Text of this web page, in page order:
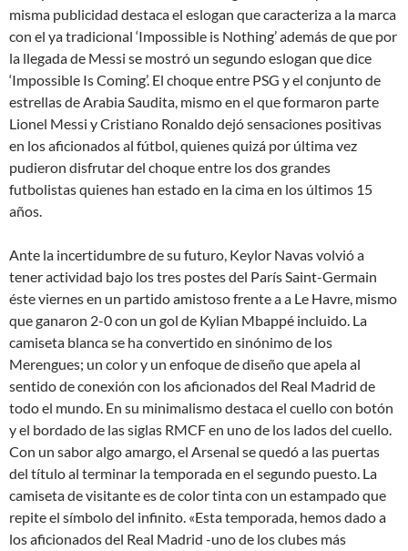
misma publicidad destaca el eslogan que caracteriza a la marca
con el ya tradicional ‘Impossible is Nothing’ además de que por
la llegada de Messi se mostró un segundo eslogan que dice
‘Impossible Is Coming’. El choque entre PSG y el conjunto de
estrellas de Arabia Saudita, mismo en el que formaron parte
Lionel Messi y Cristiano Ronaldo dejó sensaciones positivas
en los aficionados al fútbol, quienes quizá por última vez
pudieron disfrutar del choque entre los dos grandes
futbolistas quienes han estado en la cima en los últimos 15
años.
Ante la incertidumbre de su futuro, Keylor Navas volvió a
tener actividad bajo los tres postes del París Saint-Germain
éste viernes en un partido amistoso frente a a Le Havre, mismo
que ganaron 2-0 con un gol de Kylian Mbappé incluido. La
camiseta blanca se ha convertido en sinónimo de los
Merengues; un color y un enfoque de diseño que apela al
sentido de conexión con los aficionados del Real Madrid de
todo el mundo. En su minimalismo destaca el cuello con botón
y el bordado de las siglas RMCF en uno de los lados del cuello.
Con un sabor algo amargo, el Arsenal se quedó a las puertas
del título al terminar la temporada en el segundo puesto. La
camiseta de visitante es de color tinta con un estampado que
repite el símbolo del infinito. «Esta temporada, hemos dado a
los aficionados del Real Madrid -uno de los clubes más